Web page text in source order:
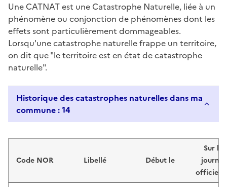
Une CATNAT est une Catastrophe Naturelle, liée à un
phénomène ou conjonction de phénomènes dont les
effets sont particulièrement dommageables.
Lorsqu'une catastrophe naturelle frappe un territoire,
on dit que "le territoire est en état de catastrophe
naturelle".
Historique des catastrophes naturelles dans ma
commune : 14
Code NOR Libellé Début le
Sur le
journal
officiel